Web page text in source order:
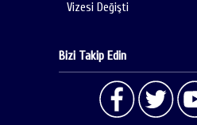
Vizesi Değişti
Bizi Takip Edin